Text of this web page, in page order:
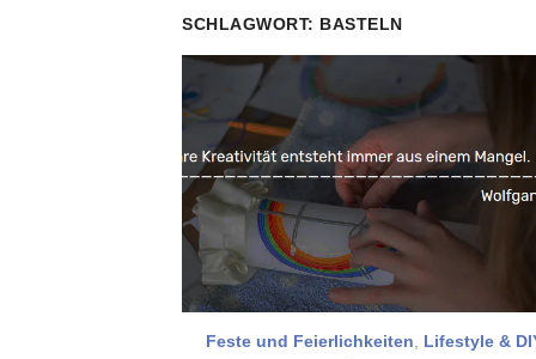
SCHLAGWORT: BASTELN
Feste und Feierlichkeiten, Lifestyle &